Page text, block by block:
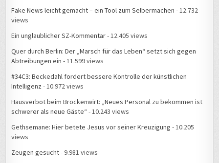
Fake News leicht gemacht – ein Tool zum Selbermachen - 12.732
views
Ein unglaublicher SZ-Kommentar- 12.405 views
Quer durch Berlin: Der „Marsch für das Leben“ setzt sich gegen
Abtreibungen ein - 11.599 views
#34C3: Beckedahl fordert bessere Kontrolle der künstlichen
Intelligenz - 10.972 views
Hausverbot beim Brockenwirt: „Neues Personal zu bekommen ist
schwerer als neue Gäste“ - 10.243 views
Gethsemane: Hier betete Jesus vor seiner Kreuzigung - 10.205
views
Zeugen gesucht- 9.981 views